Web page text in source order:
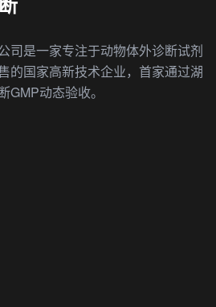
司是一家专注于动物体外诊断试剂
的国家高新技术企业，首家通过湖
GMP动态验收。